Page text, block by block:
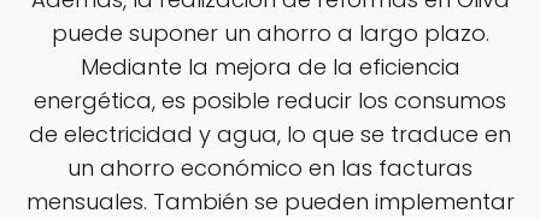
puede suponer un ahorro a largo plazo.
Mediante la mejora de la eficiencia
energética, es posible reducir los consumos
de electricidad y agua, lo que se traduce en
un ahorro económico en las facturas
mensuales. También se pueden implementar